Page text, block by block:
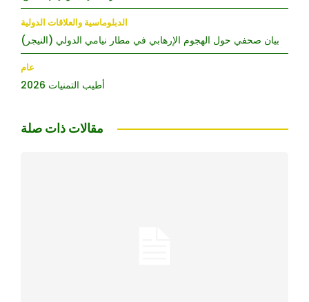
الدبلوماسية والعلاقات الدولية
بيان صحفي حول الهجوم الإرهابي في مطار نيامي الدولي (النيجر)
عام
أطيب التمنيات 2026
مقالات ذات صلة